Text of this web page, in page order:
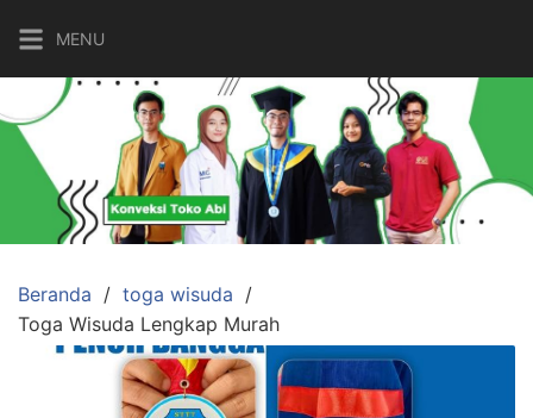
ke
konten
MENU
Beranda
toga wisuda
Toga Wisuda Lengkap Murah